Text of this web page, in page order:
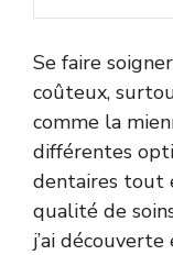
Se faire
coûteux,
comme la
différentes
dentaires tout
qualité de
j’ai